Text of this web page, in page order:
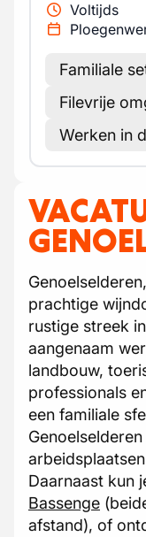
Voltijds
Familiale
Filevrije
Werken in
prachtige
rustige streek
aangenaam
landbouw,
professionals
een familiale
Daarnaast kun
Bassenge
afstand), of